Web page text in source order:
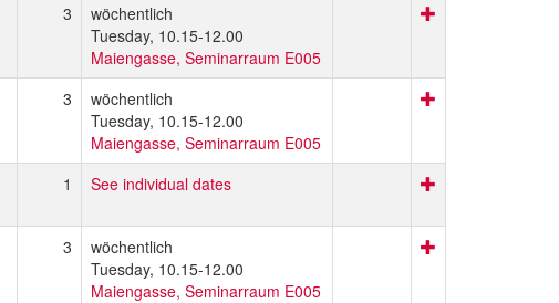
3
wöchentlich
Tuesday, 10.15-12.00
Maiengasse, Seminarraum E005
3
wöchentlich
Tuesday, 10.15-12.00
Maiengasse, Seminarraum E005
1 See individual dates
3
wöchentlich
Tuesday, 10.15-12.00
Maiengasse, Seminarraum E005